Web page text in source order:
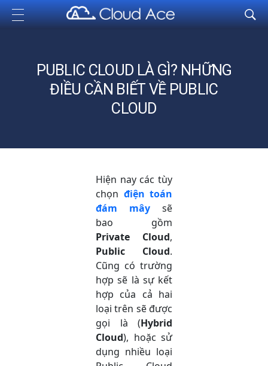
Cloud Ace
Nhà cung cấp giải pháp trên GCP cho doanh nghiệp
PUBLIC CLOUD LÀ GÌ? NHỮNG
ĐIỀU CẦN BIẾT VỀ PUBLIC
CLOUD
Hiện nay các tùy
chọn điện toán
đám mây sẽ
bao gồm
Private Cloud,
Public Cloud.
Cũng có trường
hợp sẽ là sự kết
hợp của cả hai
loại trên sẽ được
gọi là (Hybrid
Cloud), hoặc sử
dụng nhiều loại